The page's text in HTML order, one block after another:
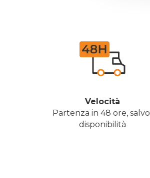
Velocità
Partenza in 48 ore, salvo
disponibilità